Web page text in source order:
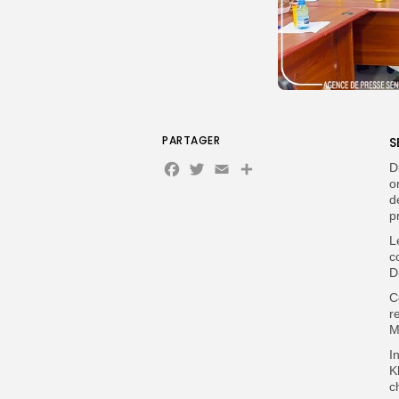
PARTAGER
Facebook
Twitter
EmailPartager